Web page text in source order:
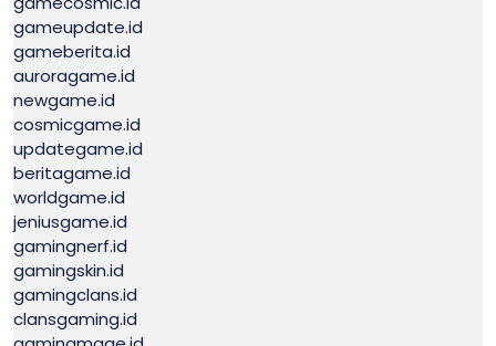
gameupdate.id
gameberita.id
auroragame.id
newgame.id
cosmicgame.id
updategame.id
beritagame.id
worldgame.id
jeniusgame.id
gamingnerf.id
gamingskin.id
gamingclans.id
clansgaming.id